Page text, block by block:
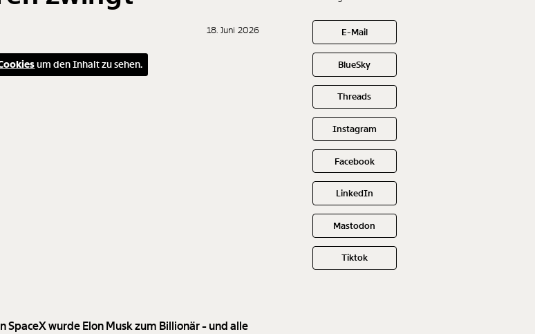
18. Juni 2026
um den Inhalt zu sehen.
SpaceX wurde Elon Musk zum Billionär - und alle
E-Mail
BlueSky
Threads
Instagram
Facebook
LinkedIn
Mastodon
Tiktok